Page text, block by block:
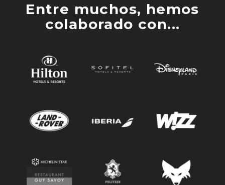
Entre muchos, hemos
colaborado con...